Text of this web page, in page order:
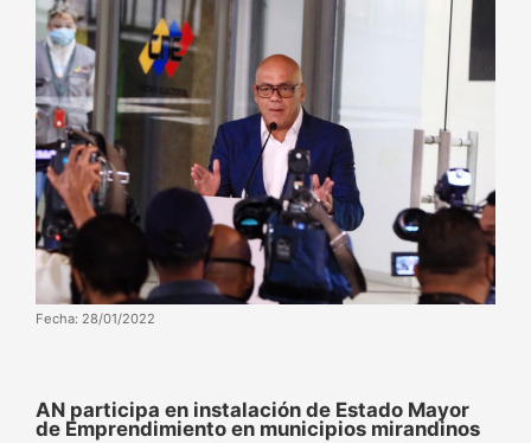
Fecha: 28/01/2022
AN participa en instalación de Estado Mayor
de Emprendimiento en municipios mirandinos